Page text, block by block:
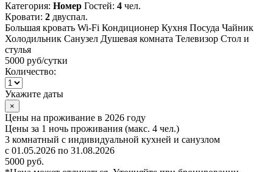
Категория: Номер Гостей: 4 чел.
Кровати: 2 двуспал.
Большая кровать Wi-Fi Кондиционер Кухня Посуда Чайник
Холодильник Санузел Душевая комната Телевизор Стол и
стулья
5000 руб/сутки
Количество:
Укажите даты
×
Цены на проживание в 2026 году
Цены за 1 ночь проживания (макс. 4 чел.)
3 комнатный с индивидуальной кухней и санузлом
с 01.05.2026 по 31.08.2026
5000 руб.